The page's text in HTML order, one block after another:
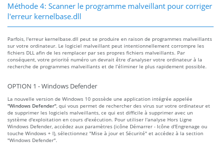
Méthode 4: Scanner le programme malveillant pour corriger
l'erreur kernelbase.dll
Parfois, l'erreur kernelbase.dll peut se produire en raison de programmes malveillants
sur votre ordinateur. Le logiciel malveillant peut intentionnellement corrompre les
fichiers DLL afin de les remplacer par ses propres fichiers malveillants. Par
conséquent, votre priorité numéro un devrait être d’analyser votre ordinateur à la
recherche de programmes malveillants et de l’éliminer le plus rapidement possible.
OPTION 1 - Windows Defender
La nouvelle version de Windows 10 possède une application intégrée appelée
"Windows Defender" , qui vous permet de rechercher des virus sur votre ordinateur et
de supprimer les logiciels malveillants, ce qui est difficile à supprimer avec un
système d'exploitation en cours d'exécution. Pour utiliser l'analyse Hors Ligne
Windows Defender, accédez aux paramètres (icône Démarrer - Icône d'Engrenage ou
touche Windows + I), sélectionnez "Mise à jour et Sécurité" et accédez à la section
"Windows Defender".